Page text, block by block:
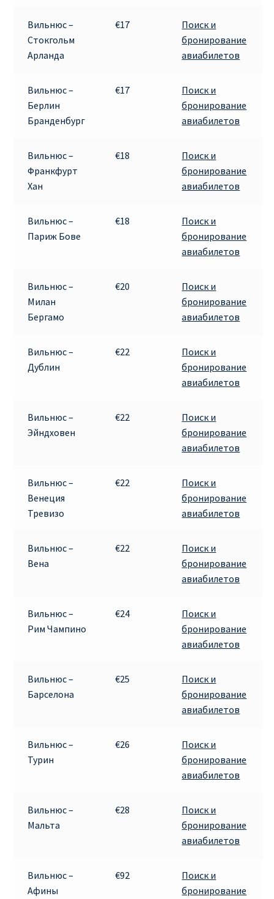
ПРАВИЛА RYANAIR В АЭРОПОРТУ И НА БОРТУ
ПРАВИЛА ПРОВОЗА БАГАЖА RYANAIR
ПУТЕШЕСТВИЕ С ДЕТЬМИ И МЛАДЕНЦАМИ
РЕЙСАМИ RYANAIR
ПУТЕШЕСТВИЯ РЕЙСАМИ RYANAIR
Информация по бронированию билетов Ryanair
КАК НАЙТИ ДЕШЕВЫЙ БИЛЕТ
КУПИТЬ АВИАБИЛЕТЫ ДЕШЕВО
Милан
Париж
ПРИЛОЖЕНИЕ RYANAIR НА РУССКОМ
РАЙАНЭЙР НА РУССКОМ | КНФТФШК
РЕГИСТРАЦИЯ НА РЕЙС RYANAIR
Регистрация ребенка на рейс RYANAIR
Рождественские направления от € 9
О сайте
Вильнюс –
Стокгольм
Арланда
€17
Поиск и
бронирование
авиабилетов
Вильнюс –
Берлин
Бранденбург
€17
Поиск и
бронирование
авиабилетов
Вильнюс –
Франкфурт
Хан
€18
Поиск и
бронирование
авиабилетов
Вильнюс –
Париж Бове
€18
Поиск и
бронирование
авиабилетов
Вильнюс –
Милан
Бергамо
€20
Поиск и
бронирование
авиабилетов
Вильнюс –
Дублин
€22
Поиск и
бронирование
авиабилетов
Вильнюс –
Эйндховен
€22
Поиск и
бронирование
авиабилетов
Вильнюс –
Венеция
Тревизо
€22
Поиск и
бронирование
авиабилетов
Вильнюс –
Вена
€22
Поиск и
бронирование
авиабилетов
Вильнюс –
Рим Чампино
€24
Поиск и
бронирование
авиабилетов
Вильнюс –
Барселона
€25
Поиск и
бронирование
авиабилетов
Вильнюс –
Турин
€26
Поиск и
бронирование
авиабилетов
Вильнюс –
Мальта
€28
Поиск и
бронирование
авиабилетов
Вильнюс –
Афины
€92
Поиск и
бронирование